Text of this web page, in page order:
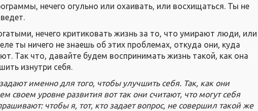
нечего огульно или охаивать, или восхищаться. Ты не
нечего критиковать жизнь за то, что умирают люди, или
ты ничего не знаешь об этих проблемах, откуда они, куда
Так что, давайте будем воспринимать жизнь такой, как она
изнутри себя.
именно для того, чтобы улучшить себя. Так, как они
своем уровне развития вот так они считают, что могут себя
чтобы я, тот, кто задает вопрос, не совершил такой же